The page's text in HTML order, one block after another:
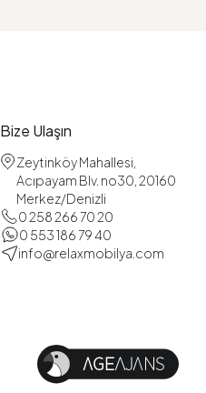
Bize Ulaşın
Zeytinköy Mahallesi,
Acıpayam Blv. no30, 20160
Merkez/Denizli
0 258 266 70 20
0 553 186 79 40
info@relaxmobilya.com